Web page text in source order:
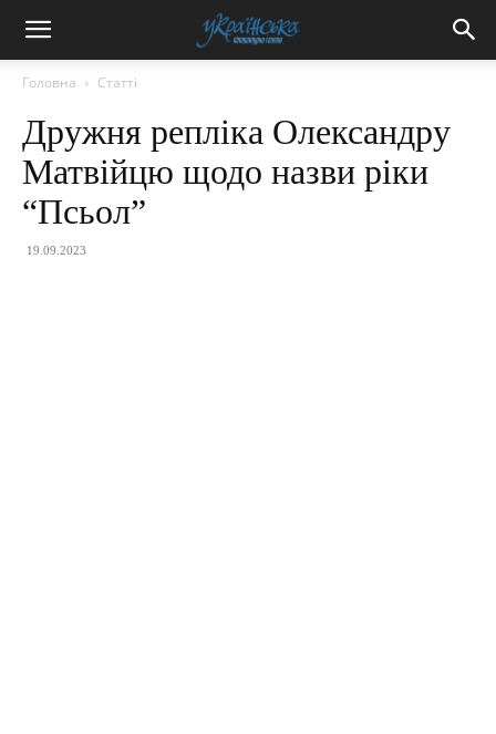
Головна Статті
Дружня репліка Олександру
Матвійцю щодо назви ріки
“Псьол”
19.09.2023